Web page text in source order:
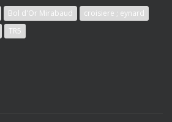
Bol d'Or Mirabaud
croisiere ; eynard
TR5